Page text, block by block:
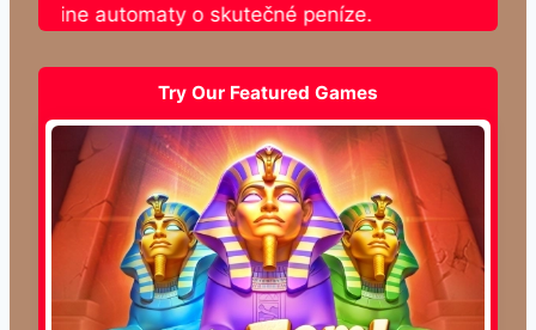
automaty o skutečné peníze.
Try Our Featured Games